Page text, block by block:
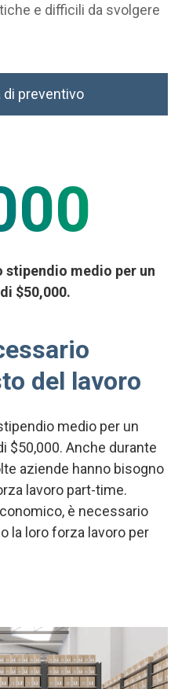
e difficili da svolgere
di preventivo
del lavoro
medio per un
$50,000. Anche durante
aziende hanno bisogno
lavoro part-time.
è necessario
la loro forza lavoro per
stipendio medio per un
$50,000.